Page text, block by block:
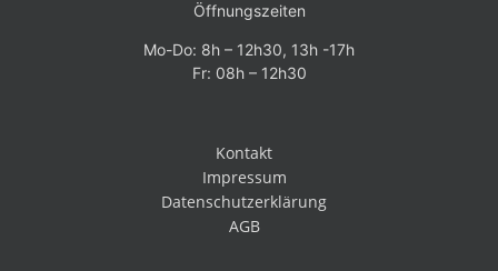
Öffnungszeiten
Mo-Do: 8h – 12h30, 13h -17h
Fr: 08h – 12h30
Kontakt
Impressum
Datenschutzerklärung
AGB